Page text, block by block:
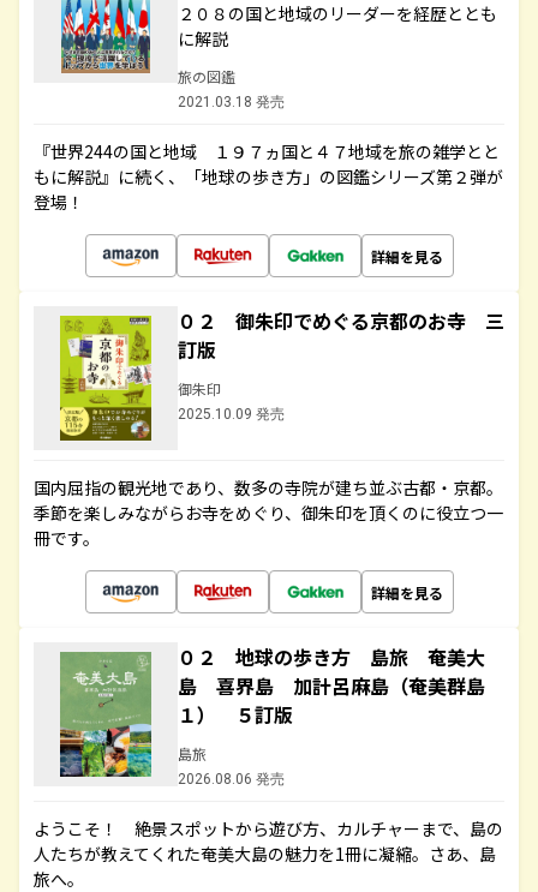
２０８の国と地域のリーダーを経歴ととも
に解説
旅の図鑑
2021.03.18 発売
『世界244の国と地域 １９７ヵ国と４７地域を旅の雑学とと
もに解説』に続く、「地球の歩き方」の図鑑シリーズ第２弾が
登場！
詳細を見る
０２ 御朱印でめぐる京都のお寺 三
訂版
御朱印
2025.10.09 発売
国内屈指の観光地であり、数多の寺院が建ち並ぶ古都・京都。
季節を楽しみながらお寺をめぐり、御朱印を頂くのに役立つ一
冊です。
詳細を見る
０２ 地球の歩き方 島旅 奄美大
島 喜界島 加計呂麻島（奄美群島
１） ５訂版
島旅
2026.08.06 発売
ようこそ！ 絶景スポットから遊び方、カルチャーまで、島の
人たちが教えてくれた奄美大島の魅力を1冊に凝縮。さあ、島
旅へ。